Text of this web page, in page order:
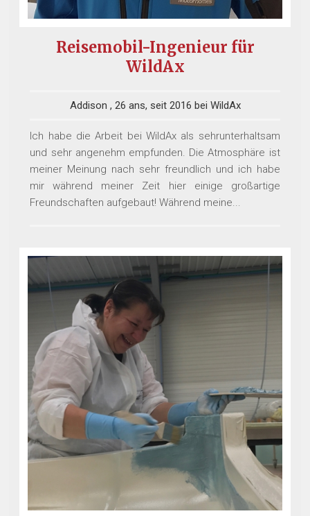
Reisemobil-Ingenieur für
WildAx
Addison , 26 ans, seit 2016 bei WildAx
Ich habe die Arbeit bei WildAx als sehrunterhaltsam
und sehr angenehm empfunden. Die Atmosphäre ist
meiner Meinung nach sehr freundlich und ich habe
mir während meiner Zeit hier einige großartige
Freundschaften aufgebaut! Während meine...